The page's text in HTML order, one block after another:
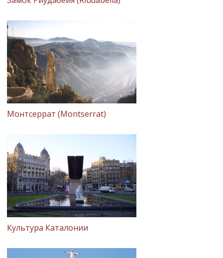
Монтсеррат (Montserrat)
Культура Каталонии